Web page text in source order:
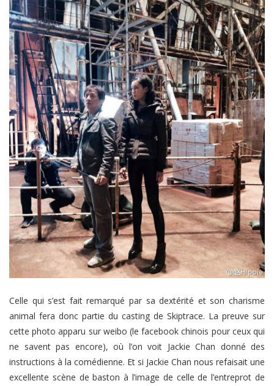
Celle qui s’est fait remarqué par sa dextérité et son charisme
animal fera donc partie du casting de Skiptrace. La preuve sur
cette photo apparu sur weibo (le facebook chinois pour ceux qui
ne savent pas encore), où l’on voit Jackie Chan donné des
instructions à la comédienne. Et si Jackie Chan nous refaisait une
excellente scène de baston à l’image de celle de l’entreprot de